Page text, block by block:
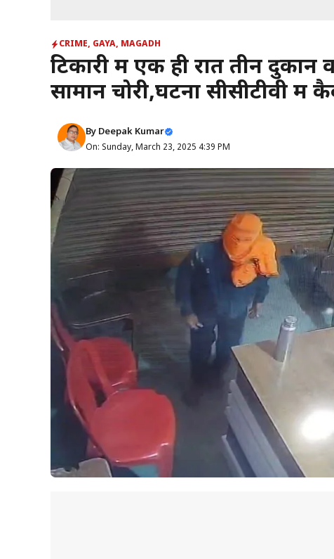
CRIME, GAYA, MAGADH
टिकारी में एक ही रात तीन
सामान चोरी,घटना सीसीटीवी में
By Deepak Kumar
On: Sunday, March 23, 2025 4:39 PM